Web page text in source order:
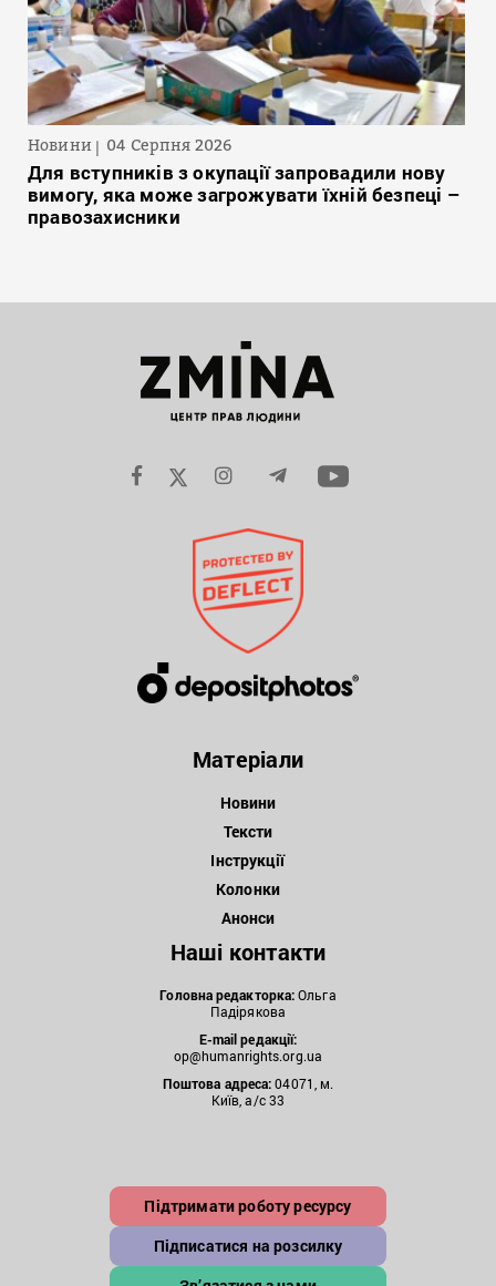
Новини 04 Серпня 2026
Для вступників з окупації запровадили нову
вимогу, яка може загрожувати їхній безпеці –
правозахисники
Матеріали
Новини
Тексти
Інструкції
Колонки
Анонси
Наші контакти
Головна редакторка:Ольга
Падірякова
E-mail редакції:
op@humanrights.org.ua
Поштова адреса:04071, м.
Київ, а/с 33
Підтримати роботу ресурсу
Підписатися на розсилку